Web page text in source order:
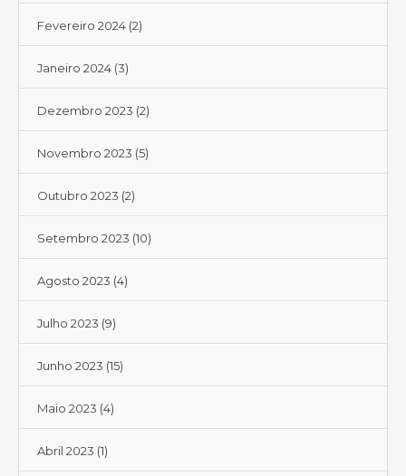
Fevereiro 2024 (2)
Janeiro 2024 (3)
Dezembro 2023 (2)
Novembro 2023 (5)
Outubro 2023 (2)
Setembro 2023 (10)
Agosto 2023 (4)
Julho 2023 (9)
Junho 2023 (15)
Maio 2023 (4)
Abril 2023 (1)